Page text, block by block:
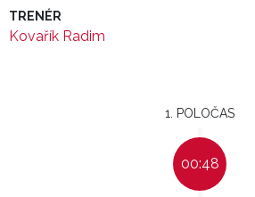
TRENÉR
Kovařík Radim
1. POLOČAS
00:48